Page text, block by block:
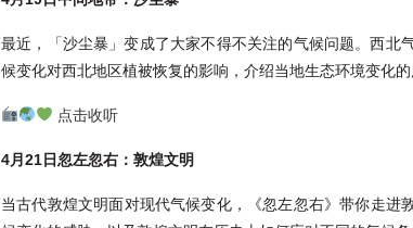
最近，「沙尘暴」变成了大家不得不关注的气候问题。西
候变化对西北地区植被恢复的影响，介绍当地生态环境变化的
点击收听
4月21日忽左忽右：敦煌文明
当古代敦煌文明面对现代气候变化，《忽左忽右》带你走